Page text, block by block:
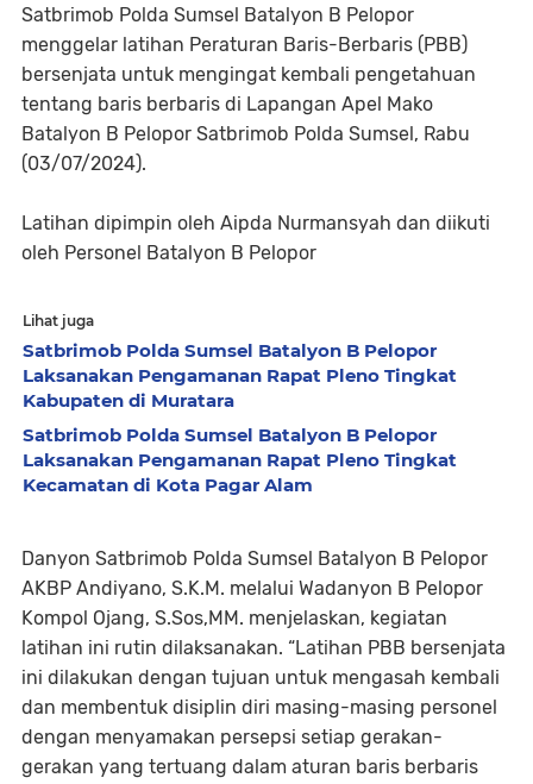
Satbrimob Polda Sumsel Batalyon B Pelopor
menggelar latihan Peraturan Baris-Berbaris (PBB)
bersenjata untuk mengingat kembali pengetahuan
tentang baris berbaris di Lapangan Apel Mako
Batalyon B Pelopor Satbrimob Polda Sumsel, Rabu
(03/07/2024).
Latihan dipimpin oleh Aipda Nurmansyah dan diikuti
oleh Personel Batalyon B Pelopor
Lihat juga
Satbrimob Polda Sumsel Batalyon B Pelopor
Laksanakan Pengamanan Rapat Pleno Tingkat
Kabupaten di Muratara
Satbrimob Polda Sumsel Batalyon B Pelopor
Laksanakan Pengamanan Rapat Pleno Tingkat
Kecamatan di Kota Pagar Alam
Danyon Satbrimob Polda Sumsel Batalyon B Pelopor
AKBP Andiyano, S.K.M. melalui Wadanyon B Pelopor
Kompol Ojang, S.Sos,MM. menjelaskan, kegiatan
latihan ini rutin dilaksanakan. “Latihan PBB bersenjata
ini dilakukan dengan tujuan untuk mengasah kembali
dan membentuk disiplin diri masing-masing personel
dengan menyamakan persepsi setiap gerakan-
gerakan yang tertuang dalam aturan baris berbaris